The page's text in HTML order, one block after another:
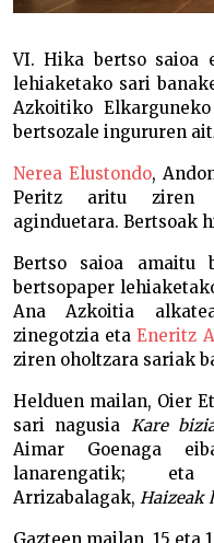
VI. Hika bertso saioa
lehiaketako sari
Azkoitiko
bertsozale ingururen
Nerea Elustondo,
Peritz aritu ziren
aginduetara. Bertsoak
Bertso saioa amaitu
bertsopaper
Ana Azkoitia
zinegotzia etaEneritz
ziren oholtzara sariak
Helduen mailan, Oier
sari nagusia Kare
Aimar Goenaga
lanarengatik;
Arrizabalagak, Haizeak